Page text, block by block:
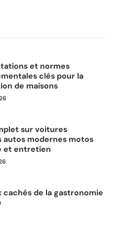
et normes
clés pour la
de maisons
sur voitures
autos modernes motos
et entretien
cachés de la gastronomie